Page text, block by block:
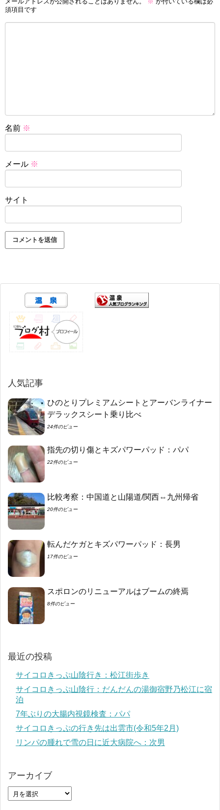
須項目です
名前 ※
メール ※
サイト
人気記事
ひのとりプレミアムシートとアーバンライナー
デラックスシート乗り比べ
24件のビュー
指先の切り傷とキズパワーパッド：パパ
22件のビュー
比較考察：中国道と山陽道/関西⇔九州帰省
20件のビュー
転んだケガとキズパワーパッド：長男
17件のビュー
スポロンのリニューアルはブームの終焉
8件のビュー
最近の投稿
サイコロきっぷ山陰行き：松江街歩き
サイコロきっぷ山陰行：だんだんの湯御宿野乃松江に宿
泊
7年ぶりの大腸内視鏡検査：パパ
サイコロきっぷの行き先は出雲市(令和5年2月)
リンパの腫れで雪の日に近大病院へ：次男
アーカイブ